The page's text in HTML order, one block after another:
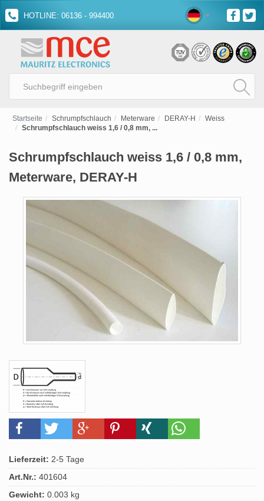
HOTLINE: 06136 - 994400
Startseite Schrumpfschlauch Meterware DERAY-H
Weiss
Schrumpfschlauch weiss 1,6 / 0,8 mm, ...
Schrumpfschlauch weiss 1,6 / 0,8 mm,
Meterware, DERAY-H
Lieferzeit: 2-5 Tage
Art.Nr.: 401604
Gewicht: 0.003 kg